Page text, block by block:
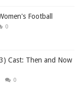
Football
0
Cast: Then and Now
0